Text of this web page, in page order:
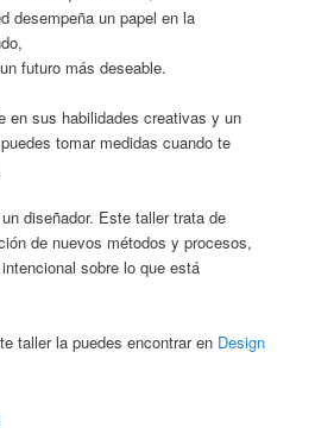
desempeña un papel en la
futuro más deseable.
en sus habilidades creativas y un
tomar medidas cuando te
diseñador. Este taller trata de
de nuevos métodos y procesos,
sobre lo que está
taller la puedes encontrar en Design